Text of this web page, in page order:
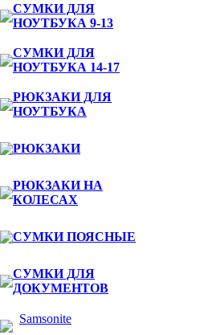
СУМКИ ДЛЯ
НОУТБУКА 9-13
СУМКИ ДЛЯ
НОУТБУКА 14-17
РЮКЗАКИ ДЛЯ
НОУТБУКА
РЮКЗАКИ
РЮКЗАКИ НА
КОЛЕСАХ
СУМКИ ПОЯСНЫЕ
СУМКИ ДЛЯ
ДОКУМЕНТОВ
Samsonite